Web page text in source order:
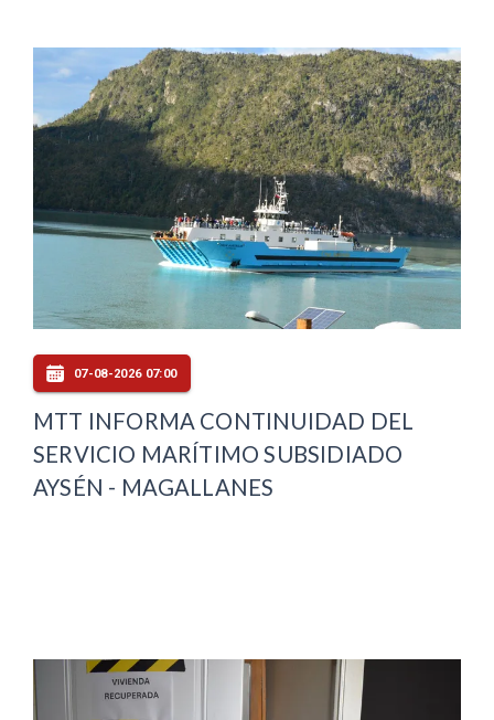
07-08-2026 07:00
MTT INFORMA CONTINUIDAD DEL
SERVICIO MARÍTIMO SUBSIDIADO
AYSÉN - MAGALLANES